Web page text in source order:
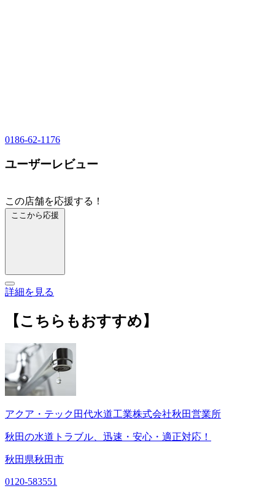
0186-62-1176
ユーザーレビュー
この店舗を応援する！
ここから応援
詳細を見る
【こちらもおすすめ】
アクア・テック田代水道工業株式会社秋田営業所
秋田の水道トラブル、迅速・安心・適正対応！
秋田県秋田市
0120-583551